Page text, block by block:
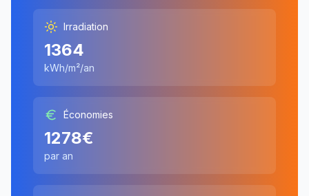
Irradiation
1364
kWh/m²/an
Économies
1278€
par an